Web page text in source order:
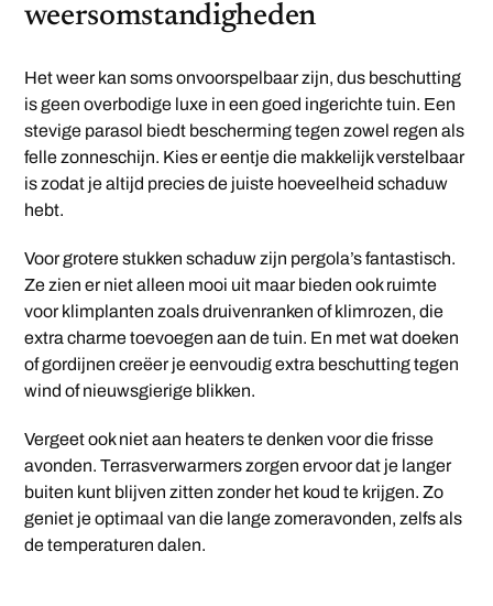
weersomstandigheden
Het weer kan soms onvoorspelbaar zijn, dus beschutting
is geen overbodige luxe in een goed ingerichte tuin. Een
stevige parasol biedt bescherming tegen zowel regen als
felle zonneschijn. Kies er eentje die makkelijk verstelbaar
is zodat je altijd precies de juiste hoeveelheid schaduw
hebt.
Voor grotere stukken schaduw zijn pergola’s fantastisch.
Ze zien er niet alleen mooi uit maar bieden ook ruimte
voor klimplanten zoals druivenranken of klimrozen, die
extra charme toevoegen aan de tuin. En met wat doeken
of gordijnen creëer je eenvoudig extra beschutting tegen
wind of nieuwsgierige blikken.
Vergeet ook niet aan heaters te denken voor die frisse
avonden. Terrasverwarmers zorgen ervoor dat je langer
buiten kunt blijven zitten zonder het koud te krijgen. Zo
geniet je optimaal van die lange zomeravonden, zelfs als
de temperaturen dalen.